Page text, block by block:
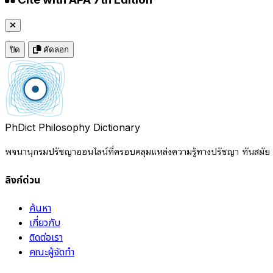
ปิด คัดลอก
PhDict Philosophy Dictionary
พจนานุกรมปรัชญาออนไลน์ที่ครอบคลุมแหล่งความรู้ทางปรัชญา ทันสมัย
ลิงก์ด่วน
ค้นหา
เกี่ยวกับ
ติดต่อเรา
คณะผู้จัดทำ